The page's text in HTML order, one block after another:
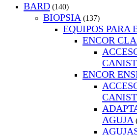
BARD (140)
BIOPSIA (137)
EQUIPOS PARA
ENCOR
ENCOR
AGUJA